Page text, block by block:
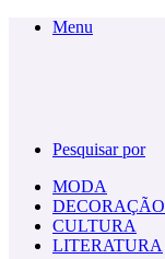
Menu
Pesquisar por
MODA
DECORAÇÃO
CULTURA
LITERATURA